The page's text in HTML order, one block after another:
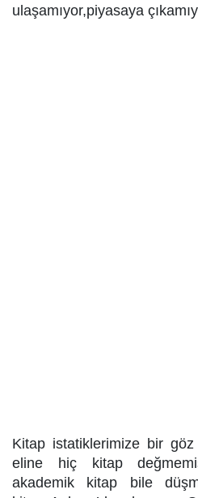
ulaşamıyor,piyasaya
Kitap istatiklerimize bir
eline hiç kitap
akademik kitap bile